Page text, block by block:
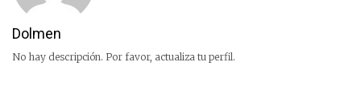
Dolmen
No hay descripción. Por favor, actualiza tu perfil.